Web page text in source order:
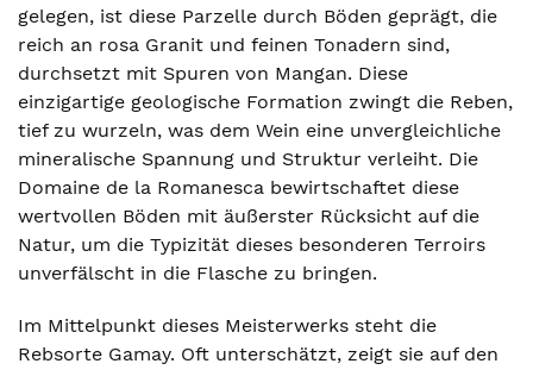
gelegen, ist diese Parzelle durch Böden geprägt, die
reich an rosa Granit und feinen Tonadern sind,
durchsetzt mit Spuren von Mangan. Diese
einzigartige geologische Formation zwingt die Reben,
tief zu wurzeln, was dem Wein eine unvergleichliche
mineralische Spannung und Struktur verleiht. Die
Domaine de la Romanesca bewirtschaftet diese
wertvollen Böden mit äußerster Rücksicht auf die
Natur, um die Typizität dieses besonderen Terroirs
unverfälscht in die Flasche zu bringen.
Im Mittelpunkt dieses Meisterwerks steht die
Rebsorte Gamay. Oft unterschätzt, zeigt sie auf den